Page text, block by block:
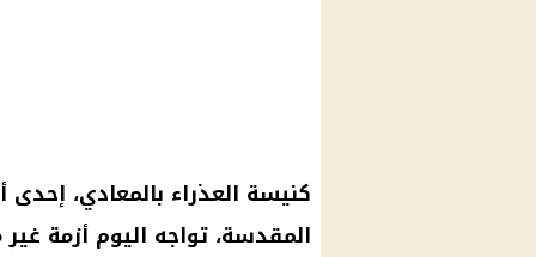
كنيسة العذراء بالمعادي، إحدى
المقدسة، تواجه اليوم أزمة